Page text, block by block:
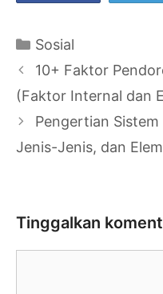
Kategori
Sosial
Navigasi
Tulisan
10+ Faktor
(Faktor Internal dan
Pengertian
Jenis-Jenis, dan
Tinggalkan